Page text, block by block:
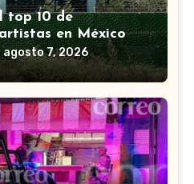
top 10 de
en México
mañanera
agosto 7, 2026